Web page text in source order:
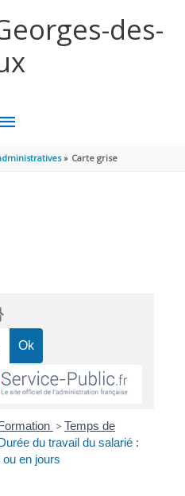
des-
MENU
Carte grise
> Temps de
du travail du salarié :
en jours